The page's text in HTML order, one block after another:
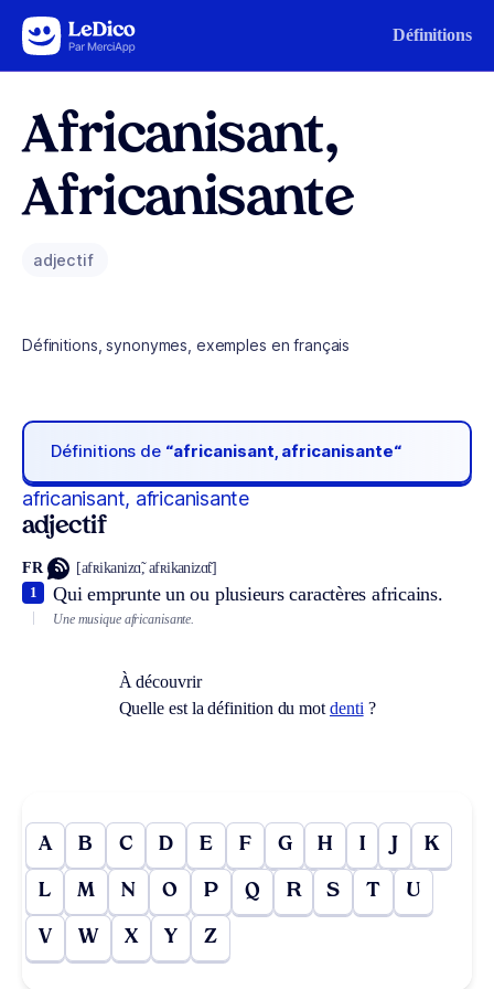
Aller au contenu Définitions
Africanisant,
Africanisante
adjectif
Définitions, synonymes, exemples en français
Définitions de “africanisant, africanisante“
africanisant, africanisante
adjectif
FR [afʀikanizɑ̃, afʀikanizɑ̃t]
Qui emprunte un ou plusieurs caractères africains.
1
Une musique africanisante.
À découvrir
Quelle est la définition du mot denti ?
A B C D E F G H I J K
L M N O P Q R S T U
V W X Y Z